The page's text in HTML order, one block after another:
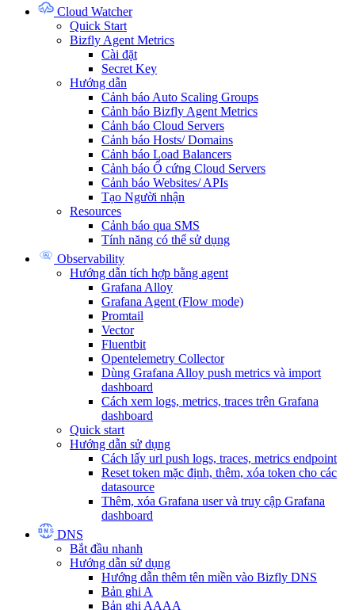
Cloud Watcher
Quick Start
Bizfly Agent Metrics
Cài đặt
Secret Key
Hướng dẫn
Cảnh báo Auto Scaling Groups
Cảnh báo Bizfly Agent Metrics
Cảnh báo Cloud Servers
Cảnh báo Hosts/ Domains
Cảnh báo Load Balancers
Cảnh báo Ổ cứng Cloud Servers
Cảnh báo Websites/ APIs
Tạo Người nhận
Resources
Cảnh báo qua SMS
Tính năng có thể sử dụng
Observability
Hướng dẫn tích hợp bằng agent
Grafana Alloy
Grafana Agent (Flow mode)
Promtail
Vector
Fluentbit
Opentelemetry Collector
Dùng Grafana Alloy push metrics và import
dashboard
Cách xem logs, metrics, traces trên Grafana
dashboard
Quick start
Hướng dẫn sử dụng
Cách lấy url push logs, traces, metrics endpoint
Reset token mặc định, thêm, xóa token cho các
datasource
Thêm, xóa Grafana user và truy cập Grafana
dashboard
DNS
Bắt đầu nhanh
Hướng dẫn sử dụng
Hướng dẫn thêm tên miền vào Bizfly DNS
Bản ghi A
Bản ghi AAAA